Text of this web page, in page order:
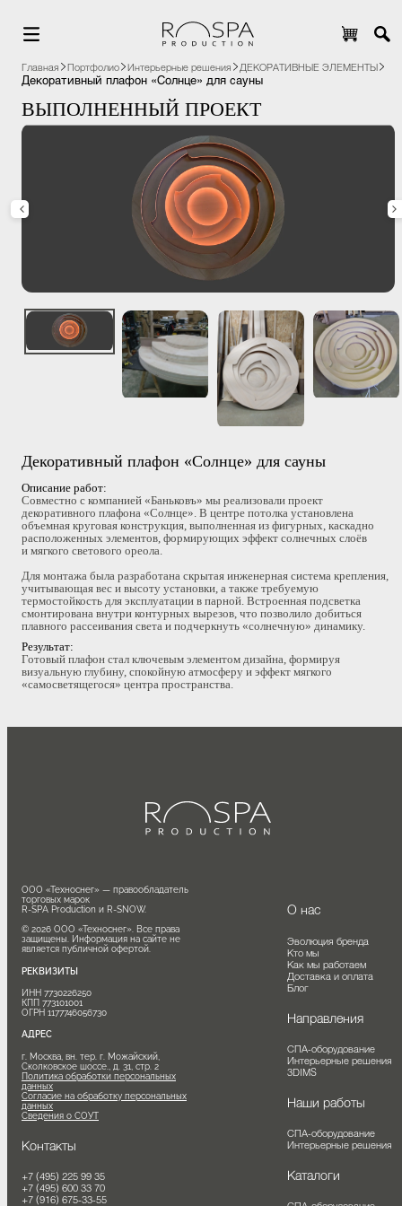
Главная Портфолио Интерьерные решения ДЕКОРАТИВНЫЕ ЭЛЕМЕНТЫ
Декоративный плафон «Солнце» для сауны
ВЫПОЛНЕННЫЙ ПРОЕКТ
Декоративный плафон «Солнце» для сауны
Описание работ:
Совместно с компанией «Баньковъ» мы реализовали проект
декоративного плафона «Солнце». В центре потолка установлена
объемная круговая конструкция, выполненная из фигурных, каскадно
расположенных элементов, формирующих эффект солнечных слоёв
и мягкого светового ореола.
Для монтажа была разработана скрытая инженерная система крепления,
учитывающая вес и высоту установки, а также требуемую
термостойкость для эксплуатации в парной. Встроенная подсветка
смонтирована внутри контурных вырезов, что позволило добиться
плавного рассеивания света и подчеркнуть «солнечную» динамику.
Результат:
Готовый плафон стал ключевым элементом дизайна, формируя
визуальную глубину, спокойную атмосферу и эффект мягкого
«самосветящегося» центра пространства.
ООО «Техноснег» — правообладатель
торговых марок
R-SPA Production и R-SNOW.
© 2026 ООО «Техноснег». Все права
защищены. Информация на сайте не
является публичной офертой.
РЕКВИЗИТЫ
ИНН 7730226250
КПП 773101001
ОГРН 1177746056730
АДРЕС
г. Москва, вн. тер. г. Можайский,
Сколковское шоссе., д. 31, стр. 2
Политика обработки персональных
данных
Согласие на обработку персональных
данных
Сведения о СОУТ
Контакты
+7 (495) 225 99 35
+7 (495) 600 33 70
+7 (916) 675-33-55
О нас
Эволюция бренда
Кто мы
Как мы работаем
Доставка и оплата
Блог
Направления
СПА-оборудование
Интерьерные решения
3DIMS
Наши работы
СПА-оборудование
Интерьерные решения
Каталоги